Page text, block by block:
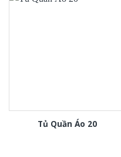
Tủ Quần Áo 20